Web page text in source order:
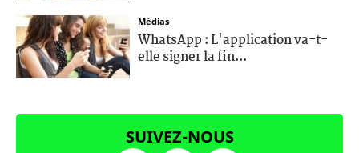
Médias
WhatsApp : L'application va-t-
elle signer la fin...
SUIVEZ-NOUS